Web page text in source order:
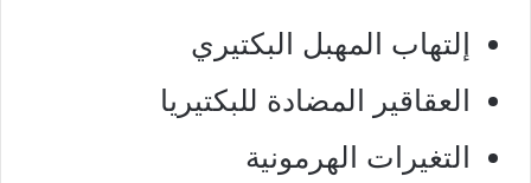
إلتهاب المهبل البكتيري
العقاقير المضادة للبكتيريا
التغيرات الهرمونية